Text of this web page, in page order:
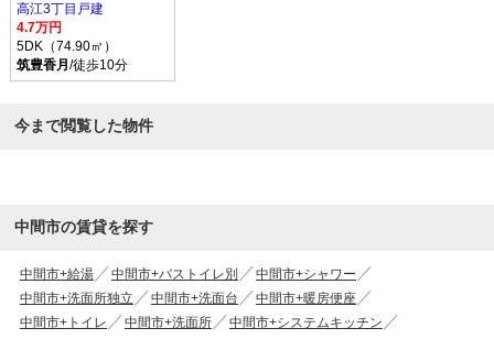
高江3丁目戸建
4.7万円
5DK（74.90㎡）
筑豊香月 /徒歩10分
今まで閲覧した物件
中間市の賃貸を探す
中間市+給湯 中間市+バストイレ別
中間市+シャワー
中間市+洗面所独立
中間市+洗面台
中間市+暖房便座
中間市+トイレ
中間市+洗面所
中間市+システムキッチン